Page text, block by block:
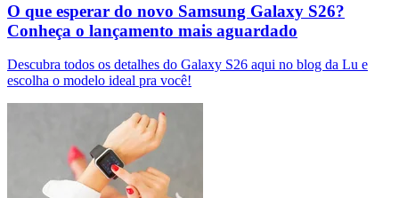
O que esperar do novo Samsung Galaxy S26?
Conheça o lançamento mais aguardado
Descubra todos os detalhes do Galaxy S26 aqui no blog da Lu e
escolha o modelo ideal pra você!